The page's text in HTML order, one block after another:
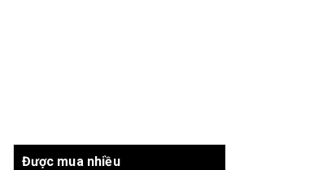
Được mua nhiều